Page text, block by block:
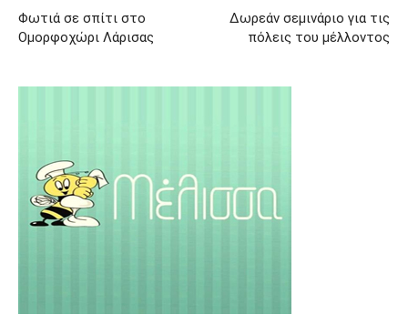
Φωτιά σε σπίτι στο
Ομορφοχώρι Λάρισας
Δωρεάν σεμινάριο για τις
πόλεις του μέλλοντος